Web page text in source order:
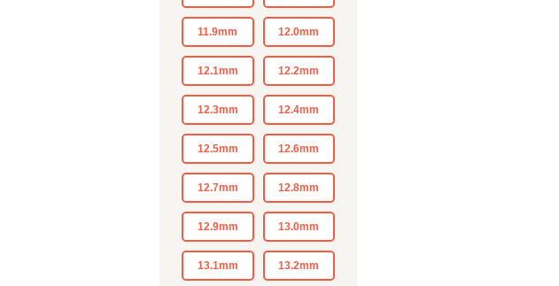
11.9mm 12.0mm
12.1mm 12.2mm
12.3mm 12.4mm
12.5mm 12.6mm
12.7mm 12.8mm
12.9mm 13.0mm
13.1mm 13.2mm